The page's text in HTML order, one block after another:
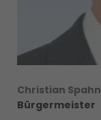
Christian Spahn
Bürgermeister